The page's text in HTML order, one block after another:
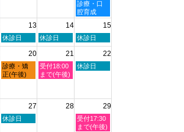
月
2026
月
2026
8
月
2026
土
曜
日,
月
8th
診療・口
腔育成
13 14 15
木
曜
8
月
13th
休診日
金
曜
8
月
14th
休診日
土
曜
8
月
休診日
20 21 22
木
曜
月
2026
診療・矯
正(午後)
金
曜
月
受付18:00
まで(午後)
土
月
2026
休診日
27 28 29
木
休診日
土
曜
受付17:30
まで(午後)